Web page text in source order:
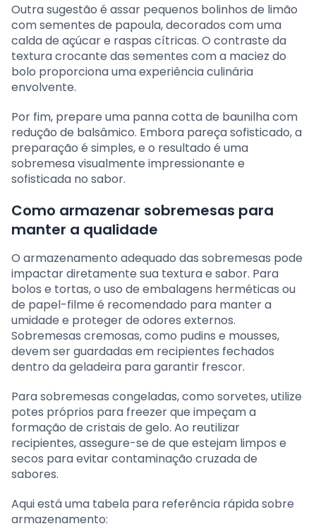
Outra sugestão é assar pequenos bolinhos de limão
com sementes de papoula, decorados com uma
calda de açúcar e raspas cítricas. O contraste da
textura crocante das sementes com a maciez do
bolo proporciona uma experiência culinária
envolvente.
Por fim, prepare uma panna cotta de baunilha com
redução de balsâmico. Embora pareça sofisticado, a
preparação é simples, e o resultado é uma
sobremesa visualmente impressionante e
sofisticada no sabor.
Como armazenar sobremesas para
manter a qualidade
O armazenamento adequado das sobremesas pode
impactar diretamente sua textura e sabor. Para
bolos e tortas, o uso de embalagens herméticas ou
de papel-filme é recomendado para manter a
umidade e proteger de odores externos.
Sobremesas cremosas, como pudins e mousses,
devem ser guardadas em recipientes fechados
dentro da geladeira para garantir frescor.
Para sobremesas congeladas, como sorvetes, utilize
potes próprios para freezer que impeçam a
formação de cristais de gelo. Ao reutilizar
recipientes, assegure-se de que estejam limpos e
secos para evitar contaminação cruzada de
sabores.
Aqui está uma tabela para referência rápida sobre
armazenamento: